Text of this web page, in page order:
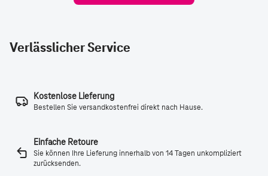
Verlässlicher Service
Kostenlose Lieferung
Bestellen Sie versandkostenfrei direkt nach Hause.
Einfache Retoure
Sie können Ihre Lieferung innerhalb von 14 Tagen unkompliziert
zurücksenden.